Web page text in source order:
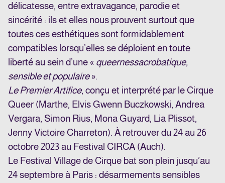
délicatesse, entre extravagance, parodie et
sincérité : ils et elles nous prouvent surtout que
toutes ces esthétiques sont formidablement
compatibles lorsqu’elles se déploient en toute
liberté au sein d’une « queernessacrobatique,
sensible et populaire».
Le Premier Artifice, conçu et interprété par le Cirque
Queer (Marthe, Elvis Gwenn Buczkowski, Andrea
Vergara, Simon Rius, Mona Guyard, Lia Plissot,
Jenny Victoire Charreton). À retrouver du 24 au 26
octobre 2023 au Festival CIRCA (Auch).
Le Festival Village de Cirque bat son plein jusqu’au
24 septembre à Paris : désarmements sensibles